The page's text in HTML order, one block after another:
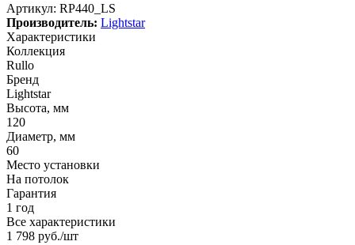
Артикул: RP440_LS
Производитель: Lightstar
Характеристики
Коллекция
Rullo
Бренд
Lightstar
Высота, мм
120
Диаметр, мм
60
Место установки
На потолок
Гарантия
1 год
Все характеристики
1 798 руб./шт